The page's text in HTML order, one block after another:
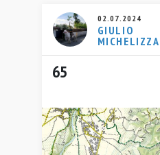
02.07.2024
GIULIO
MICHELIZZA
65